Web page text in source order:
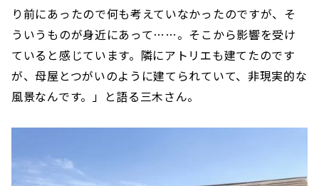
り前にあったので何も考えていなかったのですが、そ
ういうものが身近にあって……。そこから影響を受け
ていると感じています。隣にアトリエも建てたのです
が、母屋とつがいのように建てられていて、非現実的な
風景なんです。」と語る三木さん。